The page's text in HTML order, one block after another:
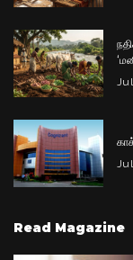
Read Magazine